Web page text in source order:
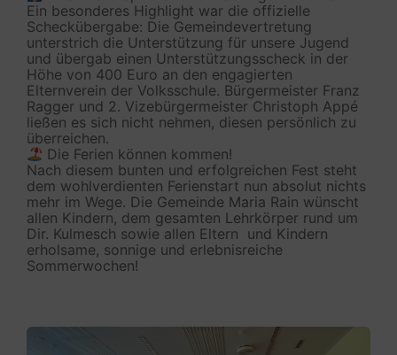
Ein besonderes Highlight war die offizielle
Scheckübergabe: Die Gemeindevertretung
unterstrich die Unterstützung für unsere Jugend
und übergab einen Unterstützungsscheck in der
Höhe von 400 Euro an den engagierten
Elternverein der Volksschule. Bürgermeister Franz
Ragger und 2. Vizebürgermeister Christoph Appé
ließen es sich nicht nehmen, diesen persönlich zu
überreichen.
Die Ferien können kommen!
Nach diesem bunten und erfolgreichen Fest steht
dem wohlverdienten Ferienstart nun absolut nichts
mehr im Wege. Die Gemeinde Maria Rain wünscht
allen Kindern, dem gesamten Lehrkörper rund um
Dir. Kulmesch sowie allen Eltern und Kindern
erholsame, sonnige und erlebnisreiche
Sommerwochen!